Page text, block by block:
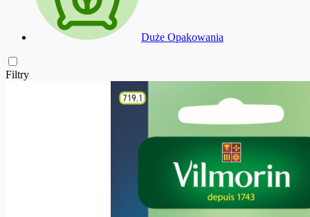
Duże Opakowania
Filtry